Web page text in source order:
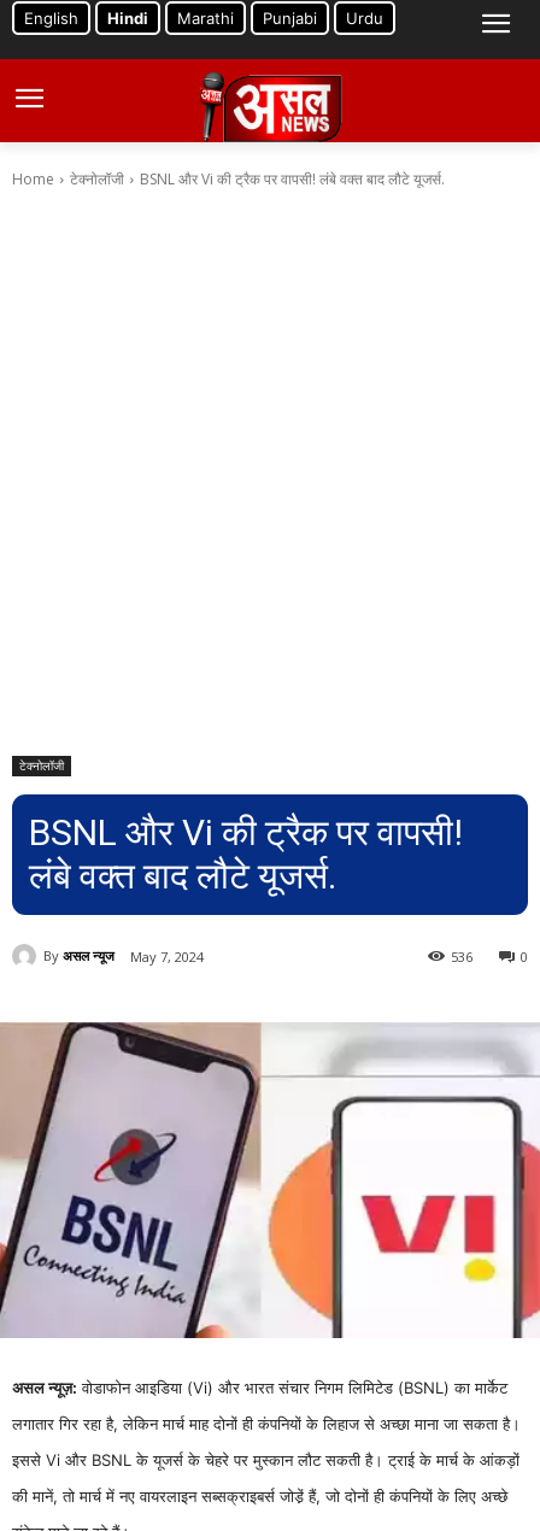
English Hindi Marathi Punjabi Urdu
Home टेक्नोलॉजी BSNL और Vi की ट्रैक पर वापसी! लंबे वक्त बाद लौटे यूजर्स.
टेक्नोलॉजी
BSNL और Vi की ट्रैक पर वापसी!
लंबे वक्त बाद लौटे यूजर्स.
By असल न्यूज May 7, 2024 0
536
असल न्यूज़: वोडाफोन आइडिया (Vi) और भारत संचार निगम लिमिटेड (BSNL) का मार्केट
लगातार गिर रहा है, लेकिन मार्च माह दोनों ही कंपनियों के लिहाज से अच्छा माना जा सकता है।
इससे Vi और BSNL के यूजर्स के चेहरे पर मुस्कान लौट सकती है। ट्राई के मार्च के आंकड़ों
की मानें, तो मार्च में नए वायरलाइन सब्सक्राइबर्स जोडे़ं हैं, जो दोनों ही कंपनियों के लिए अच्छे